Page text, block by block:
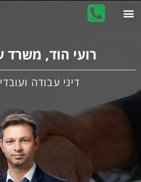
רועי הוד, משרד
דיני עבודה